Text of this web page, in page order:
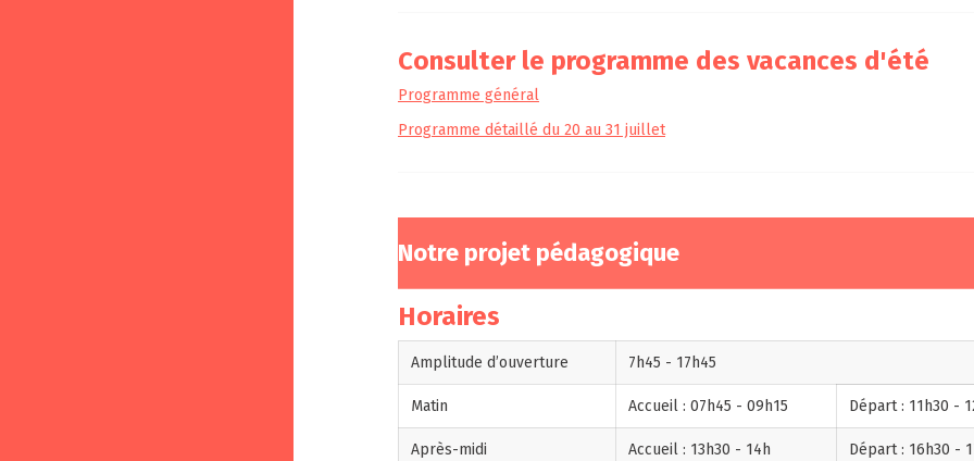
Consulter le programme des vacances d'été
Programme général
Programme détaillé du 20 au 31 juillet
Notre projet pédagogique
Horaires
Amplitude d’ouverture 7h45 - 17h45
Matin Accueil : 07h45 - 09h15 Départ : 11h30 -
Après-midi Accueil : 13h30 - 14h Départ : 16h30 -